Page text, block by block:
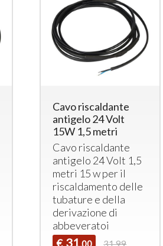
Cavo riscaldante
antigelo 24 Volt
15W 1,5 metri
Cavo riscaldante
antigelo 24 Volt 1,5
metri 15 w per il
riscaldamento delle
tubature e della
derivazione di
abbeveratoi
€ 31,00 31,99